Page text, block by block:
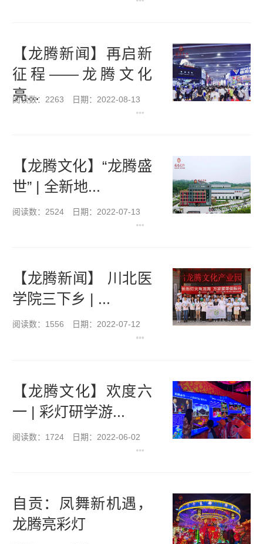
【龙腾新闻】再启新
征程——龙腾文化
亮...
阅读数：2263 日期：2022-08-13
【龙腾文化】“龙腾盛
世” | 全新地...
阅读数：2524 日期：2022-07-13
【龙腾新闻】 川北医
学院三下乡 | ...
阅读数：1556 日期：2022-07-12
【龙腾文化】欢度六
一 | 彩灯研学游...
阅读数：1724 日期：2022-06-02
自贡：凤舞新机遇，
龙腾亮彩灯